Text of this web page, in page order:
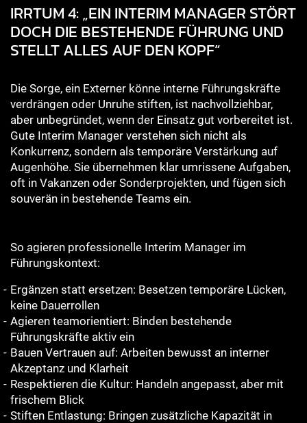
IRRTUM 4: „EIN INTERIM MANAGER STÖRT
DOCH DIE BESTEHENDE FÜHRUNG UND
STELLT ALLES AUF DEN KOPF“
Die Sorge, ein Externer könne interne Führungskräfte
verdrängen oder Unruhe stiften, ist nachvollziehbar,
aber unbegründet, wenn der Einsatz gut vorbereitet ist.
Gute Interim Manager verstehen sich nicht als
Konkurrenz, sondern als temporäre Verstärkung auf
Augenhöhe. Sie übernehmen klar umrissene Aufgaben,
oft in Vakanzen oder Sonderprojekten, und fügen sich
souverän in bestehende Teams ein.
So agieren professionelle Interim Manager im
Führungskontext:
Ergänzen statt ersetzen: Besetzen temporäre Lücken,
keine Dauerrollen
Agieren teamorientiert: Binden bestehende
Führungskräfte aktiv ein
Bauen Vertrauen auf: Arbeiten bewusst an interner
Akzeptanz und Klarheit
Respektieren die Kultur: Handeln angepasst, aber mit
frischem Blick
Stiften Entlastung: Bringen zusätzliche Kapazität in